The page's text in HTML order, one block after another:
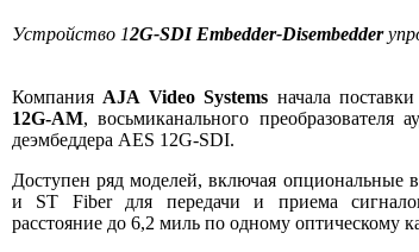
Устройство 12G-SDI Embedder-Disembedder
КомпанияAJA Video Systems начала
12G-AM, восьмиканального преобразователя
деэмбеддера AES 12G-SDI.
Доступен ряд моделей, включая опциональные
и ST Fiber для передачи и приема
расстояние до 6,2 миль по одному оптическому